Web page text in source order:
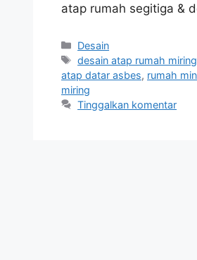
atap rumah segitiga &
Kategori
Desain
Tag
desain atap rumah miring
atap datar asbes, rumah
miring
Tinggalkan komentar